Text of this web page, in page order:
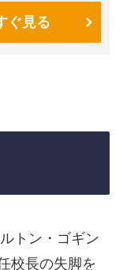
ぐ見る
トン・ゴギン
校長の失脚を